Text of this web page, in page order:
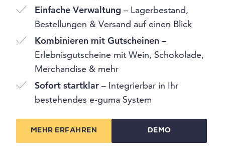
Einfache Verwaltung – Lagerbestand,
Bestellungen & Versand auf einen Blick
Kombinieren mit Gutscheinen –
Erlebnisgutscheine mit Wein, Schokolade,
Merchandise & mehr
Sofort startklar – Integrierbar in Ihr
bestehendes e-guma System
MEHR ERFAHREN DEMO